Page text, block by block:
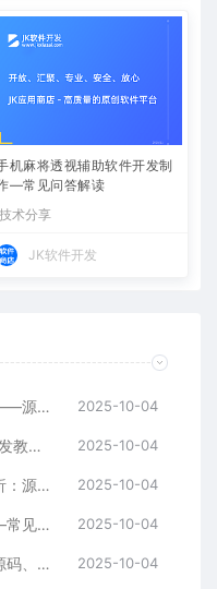
机麻将透视辅助软件开发制
—常见问答解读
技术分享
JK软件开发
跑得快透视辅助软件开发全解析——源码、跨平台架构与控牌算法 2025-10-04
2025最新版手机麻将透视软件开发教程：跨平台实现与安全防封方案 2025-10-04
手机麻将透视辅助软件开发全解析：源码、控牌策略与胜率调节 2025-10-04
手机麻将透视辅助软件开发制作—常见问答解读 2025-10-04
棋牌游戏辅助开发终极方案——源码、架构与算法全解析 2025-10-04